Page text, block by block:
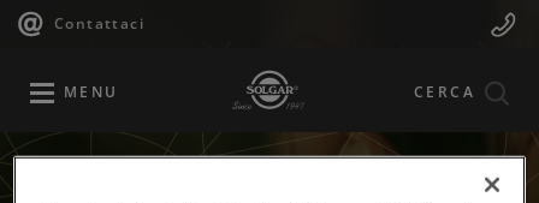
Salta
principale
Contattaci
Navigazione
Menu
MENU CERCA